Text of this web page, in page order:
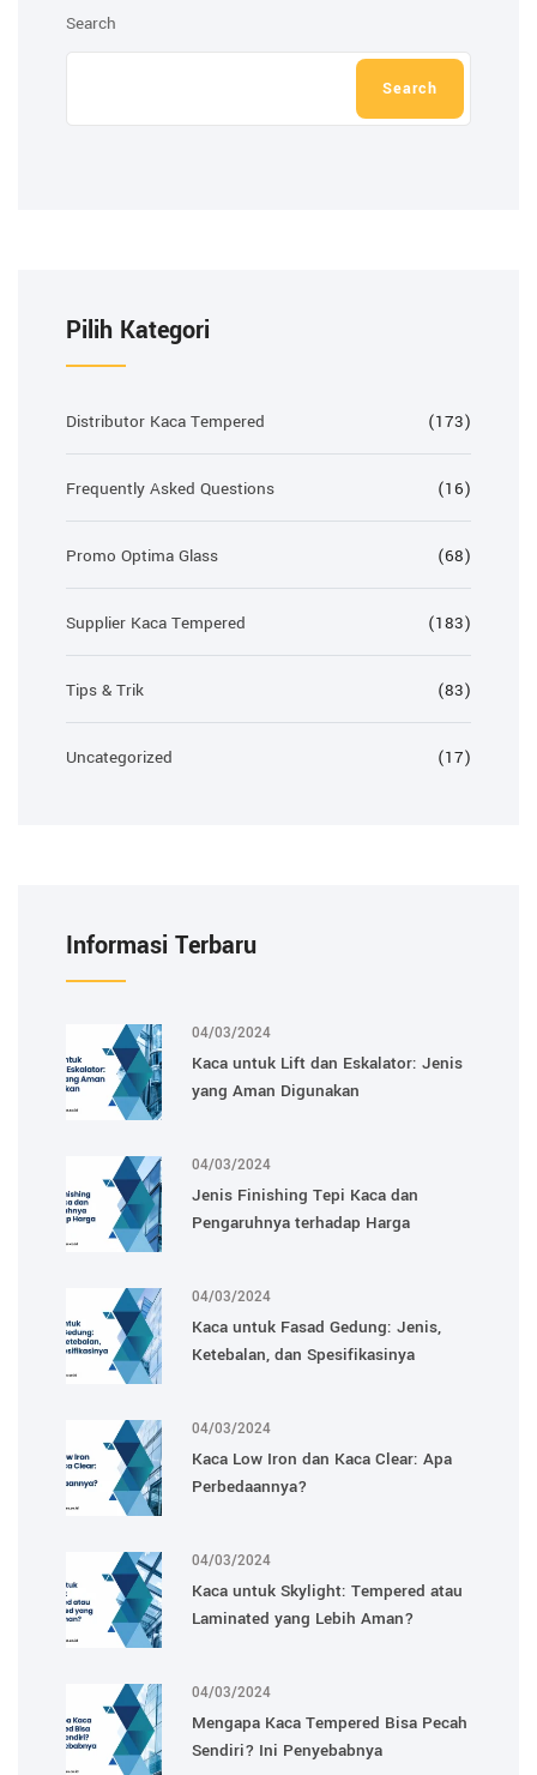
Search
Search
Pilih Kategori
Distributor Kaca Tempered (173)
Frequently Asked Questions (16)
Promo Optima Glass (68)
Supplier Kaca Tempered (183)
Tips & Trik (83)
Uncategorized (17)
Informasi Terbaru
04/03/2024
Kaca untuk Lift dan Eskalator: Jenis
yang Aman Digunakan
04/03/2024
Jenis Finishing Tepi Kaca dan
Pengaruhnya terhadap Harga
04/03/2024
Kaca untuk Fasad Gedung: Jenis,
Ketebalan, dan Spesifikasinya
04/03/2024
Kaca Low Iron dan Kaca Clear: Apa
Perbedaannya?
04/03/2024
Kaca untuk Skylight: Tempered atau
Laminated yang Lebih Aman?
04/03/2024
Mengapa Kaca Tempered Bisa Pecah
Sendiri? Ini Penyebabnya